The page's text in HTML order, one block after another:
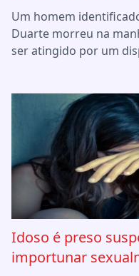
Um homem
Duarte morreu na
ser atingido por um
Idoso é preso
importunar